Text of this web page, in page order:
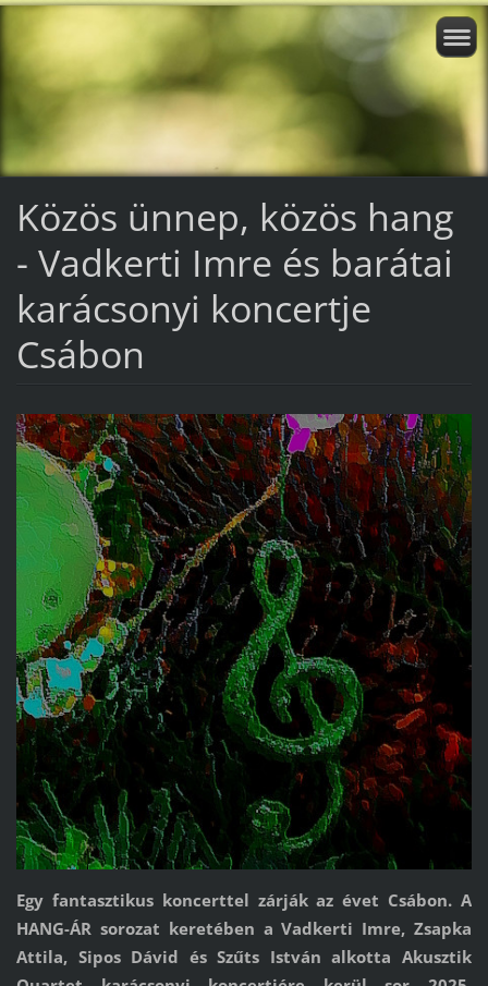
Közös ünnep, közös hang
- Vadkerti Imre és barátai
karácsonyi koncertje
Csábon
Egy fantasztikus koncerttel zárják az évet Csábon. A
HANG-ÁR sorozat keretében a Vadkerti Imre, Zsapka
Attila, Sipos Dávid és Szűts István alkotta Akusztik